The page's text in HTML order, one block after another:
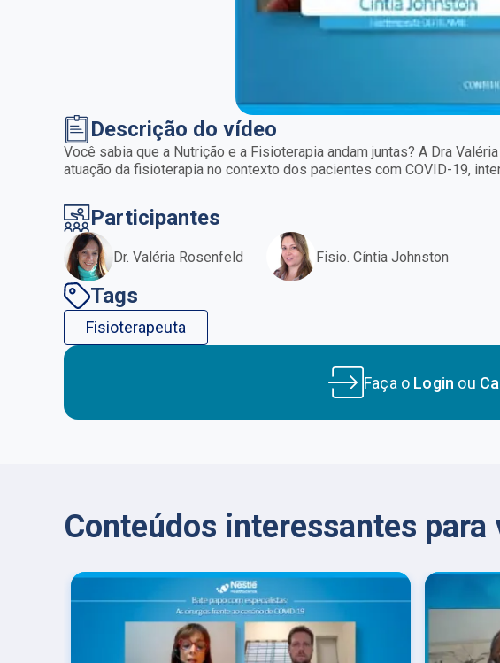
Descrição do vídeo
Você sabia que a Nutrição e a Fisioterapia andam juntas? A Dra
atuação da fisioterapia no contexto dos pacientes com COVID-19,
Participantes
Dr. Valéria Rosenfeld Fisio. Cíntia Johnston
Tags
Fisioterapeuta
Faça o Login ou
Conteúdos interessantes para